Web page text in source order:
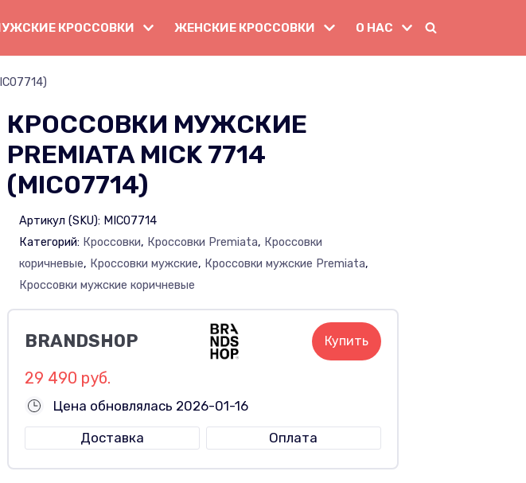
КРОССОВКИ ЖЕНСКИЕ КРОССОВКИ О НАС
КРОССОВКИ МУЖСКИЕ
PREMIATA MICK 7714
(MIC07714)
Артикул (SKU): MIC07714
Категорий: Кроссовки, Кроссовки Premiata, Кроссовки
коричневые, Кроссовки мужские, Кроссовки мужские Premiata,
Кроссовки мужские коричневые
BRANDSHOP Купить
29 490 руб.
Цена обновлялась 2026-01-16
Доставка
Оплата